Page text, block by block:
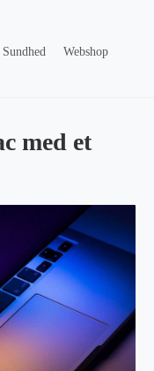
Sundhed
Webshop
med et